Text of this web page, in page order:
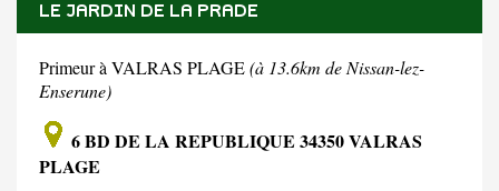
LE JARDIN DE LA PRADE
Primeur à VALRAS PLAGE(à 13.6km de Nissan-lez-
Enserune)
6 BD DE LA REPUBLIQUE 34350 VALRAS
PLAGE